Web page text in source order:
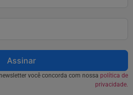
Assinar
você concorda com nossa política de
privacidade.